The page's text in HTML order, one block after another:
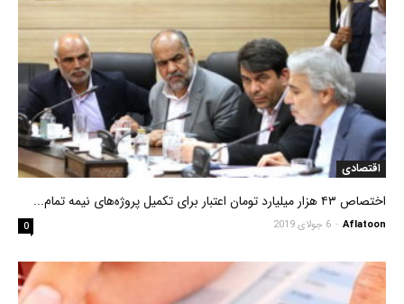
اقتصادی
اختصاص ۴۳ هزار میلیارد تومان اعتبار برای تکمیل پروژه‌های نیمه تمام...
Aflatoon
- 6 جولای 2019 0